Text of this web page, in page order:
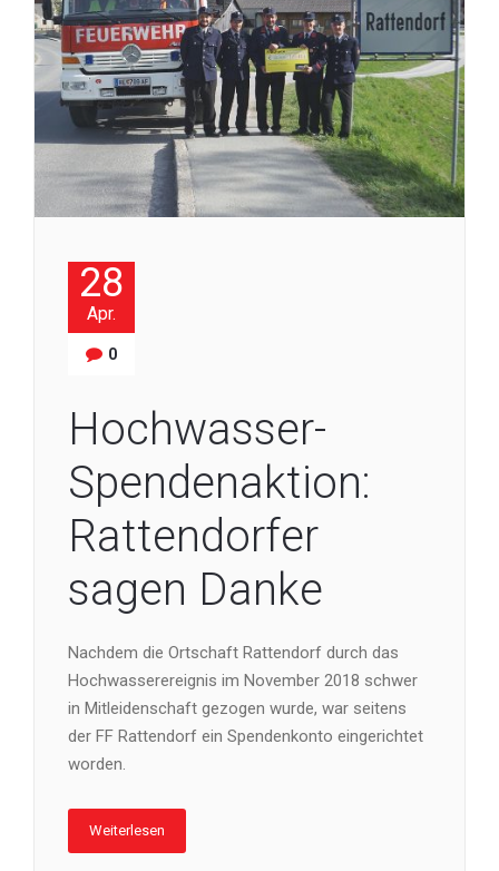
28
Apr.
0
Hochwasser-
Spendenaktion:
Rattendorfer
sagen Danke
Nachdem die Ortschaft Rattendorf durch das
Hochwasserereignis im November 2018 schwer
in Mitleidenschaft gezogen wurde, war seitens
der FF Rattendorf ein Spendenkonto eingerichtet
worden.
Weiterlesen